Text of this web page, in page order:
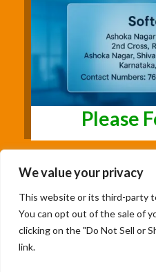
We value your privacy
This website or its third-party
You can opt out of the sale of
clicking on the "Do Not Sell or
link.
Please